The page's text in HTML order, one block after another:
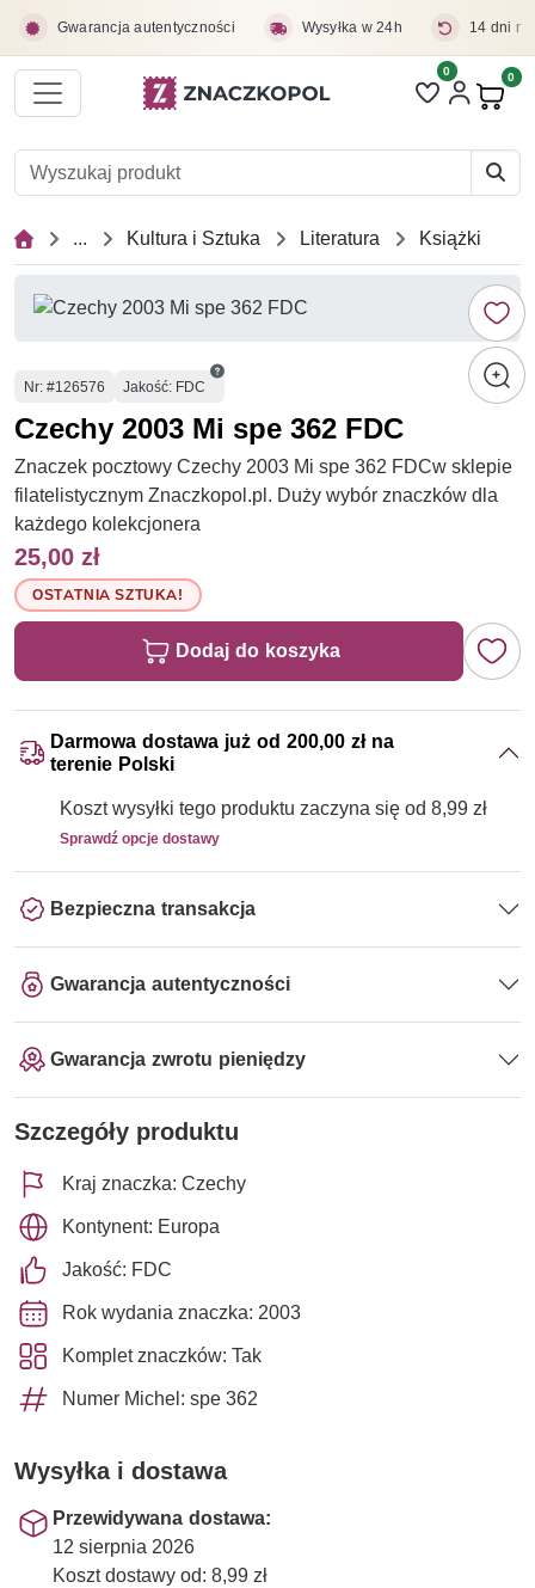
Gwarancja autentyczności Wysyłka w 24h 14 dni
Liczba pozycji
0 0
... Kultura i Sztuka Literatura Książki
Numer
Nr: #126576 Jakość: FDC
Czechy 2003 Mi spe 362 FDC
Znaczek pocztowy Czechy 2003 Mi spe 362 FDCw sklepie
filatelistycznym Znaczkopol.pl. Duży wybór znaczków dla
każdego kolekcjonera
25,00 zł
OSTATNIA SZTUKA!
Dodaj do koszyka
Darmowa dostawa już od 200,00 zł na
terenie Polski
Koszt wysyłki tego produktu zaczyna się od 8,99 zł
Sprawdź opcje dostawy
Bezpieczna transakcja
Gwarancja autentyczności
Gwarancja zwrotu pieniędzy
Szczegóły produktu
Kraj znaczka: Czechy
Kontynent: Europa
Jakość: FDC
Rok wydania znaczka: 2003
Komplet znaczków: Tak
Numer Michel: spe 362
Wysyłka i dostawa
Przewidywana dostawa:
12 sierpnia 2026
Koszt dostawy od: 8,99 zł